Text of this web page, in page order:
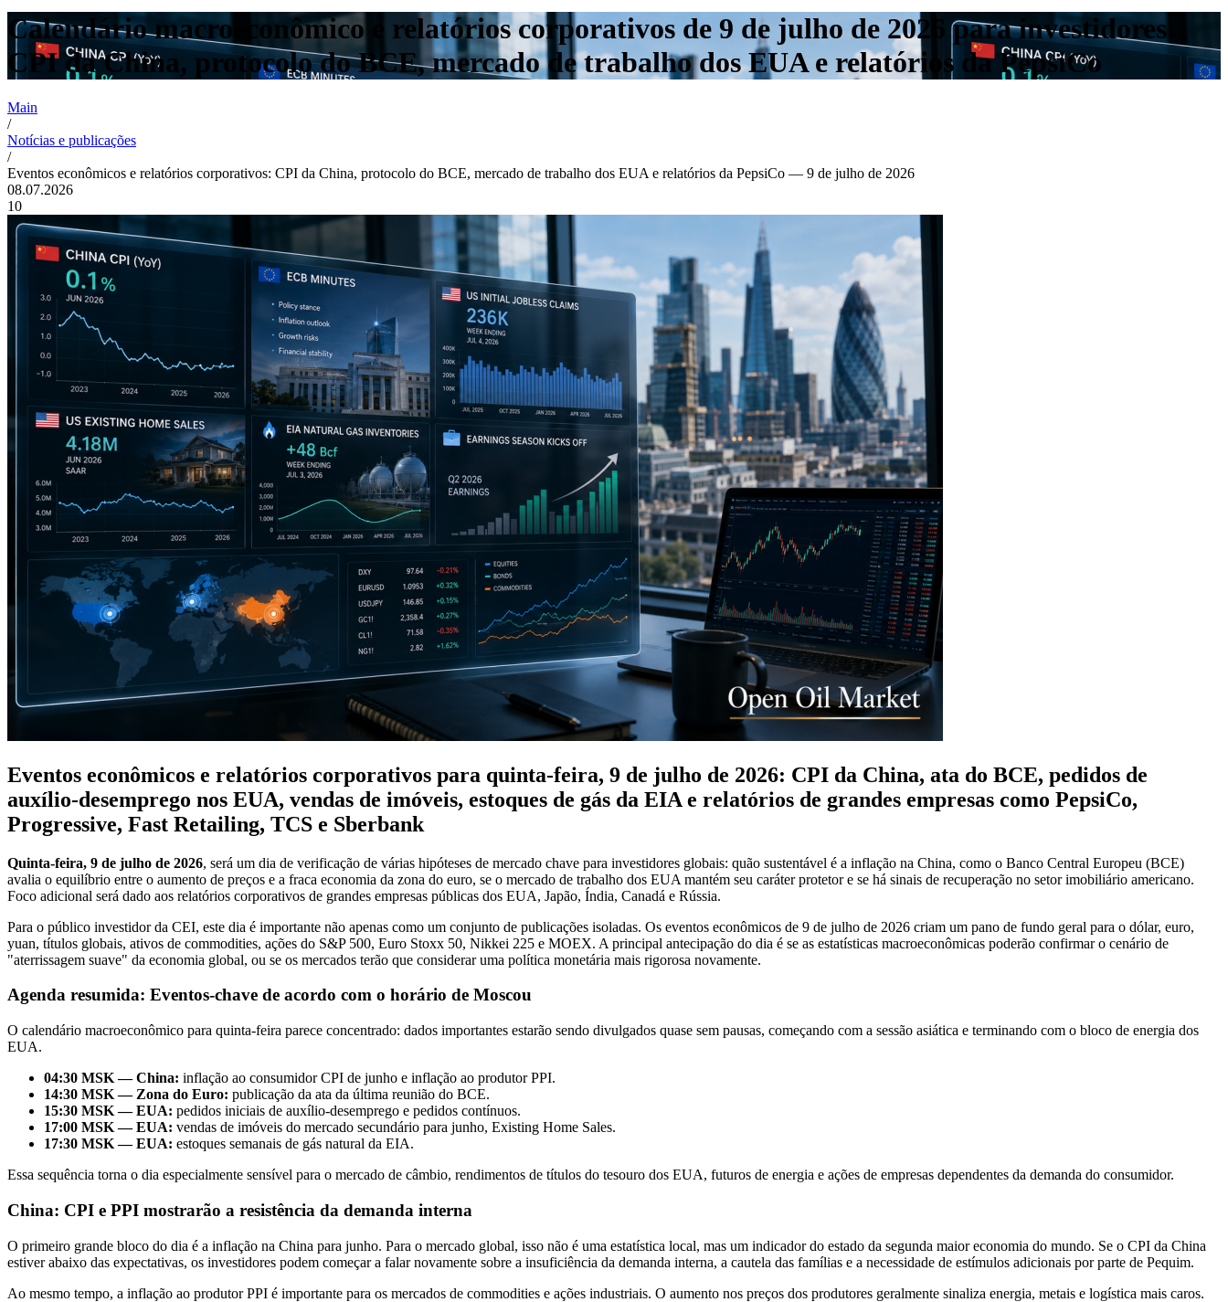
Calendário macroeconômico e relatórios corporativos de 9 de julho de 2026 para investidores:
CPI da China, protocolo do BCE, mercado de trabalho dos EUA e relatórios da PepsiCo
Main
/
Notícias e publicações
/
Eventos econômicos e relatórios corporativos: CPI da China, protocolo do BCE, mercado de trabalho dos EUA e relatórios da PepsiCo — 9 de julho de 2026
08.07.2026
10
Eventos econômicos e relatórios corporativos para quinta-feira, 9 de julho de 2026: CPI da China, ata do BCE, pedidos de
auxílio-desemprego nos EUA, vendas de imóveis, estoques de gás da EIA e relatórios de grandes empresas como PepsiCo,
Progressive, Fast Retailing, TCS e Sberbank
Quinta-feira, 9 de julho de 2026, será um dia de verificação de várias hipóteses de mercado chave para investidores globais: quão sustentável é a inflação na China, como o Banco Central Europeu (BCE)
avalia o equilíbrio entre o aumento de preços e a fraca economia da zona do euro, se o mercado de trabalho dos EUA mantém seu caráter protetor e se há sinais de recuperação no setor imobiliário americano.
Foco adicional será dado aos relatórios corporativos de grandes empresas públicas dos EUA, Japão, Índia, Canadá e Rússia.
Para o público investidor da CEI, este dia é importante não apenas como um conjunto de publicações isoladas. Os eventos econômicos de 9 de julho de 2026 criam um pano de fundo geral para o dólar, euro,
yuan, títulos globais, ativos de commodities, ações do S&P 500, Euro Stoxx 50, Nikkei 225 e MOEX. A principal antecipação do dia é se as estatísticas macroeconômicas poderão confirmar o cenário de
"aterrissagem suave" da economia global, ou se os mercados terão que considerar uma política monetária mais rigorosa novamente.
Agenda resumida: Eventos-chave de acordo com o horário de Moscou
O calendário macroeconômico para quinta-feira parece concentrado: dados importantes estarão sendo divulgados quase sem pausas, começando com a sessão asiática e terminando com o bloco de energia dos
EUA.
04:30 MSK — China: inflação ao consumidor CPI de junho e inflação ao produtor PPI.
14:30 MSK — Zona do Euro: publicação da ata da última reunião do BCE.
15:30 MSK — EUA: pedidos iniciais de auxílio-desemprego e pedidos contínuos.
17:00 MSK — EUA: vendas de imóveis do mercado secundário para junho, Existing Home Sales.
17:30 MSK — EUA: estoques semanais de gás natural da EIA.
Essa sequência torna o dia especialmente sensível para o mercado de câmbio, rendimentos de títulos do tesouro dos EUA, futuros de energia e ações de empresas dependentes da demanda do consumidor.
China: CPI e PPI mostrarão a resistência da demanda interna
O primeiro grande bloco do dia é a inflação na China para junho. Para o mercado global, isso não é uma estatística local, mas um indicador do estado da segunda maior economia do mundo. Se o CPI da China
estiver abaixo das expectativas, os investidores podem começar a falar novamente sobre a insuficiência da demanda interna, a cautela das famílias e a necessidade de estímulos adicionais por parte de Pequim.
Ao mesmo tempo, a inflação ao produtor PPI é importante para os mercados de commodities e ações industriais. O aumento nos preços dos produtores geralmente sinaliza energia, metais e logística mais caros.